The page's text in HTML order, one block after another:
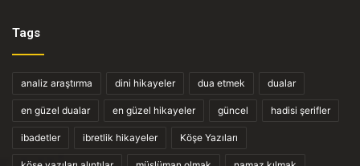
Tags
analiz araştırma dini hikayeler dua etmek dualar
en güzel dualar en güzel hikayeler güncel hadisi şerifler
ibadetler ibretlik hikayeler Köşe Yazıları